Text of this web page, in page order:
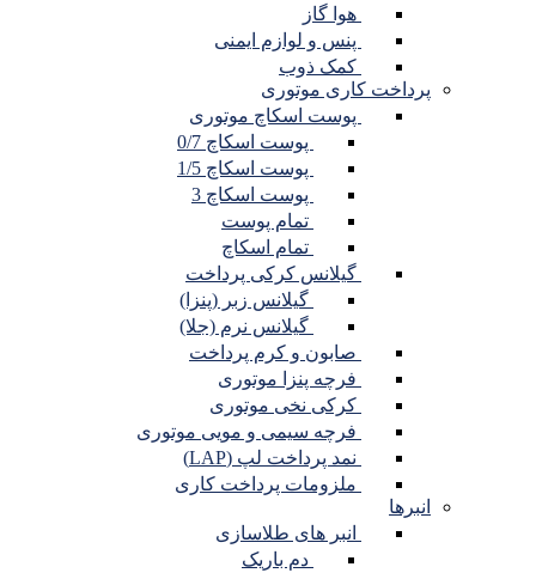
هوا گاز
پنس و لوازم ایمنی
کمک ذوب
پرداخت کاری موتوری
پوست اسکاچ موتوری
پوست اسکاچ 0/7
پوست اسکاچ 1/5
پوست اسکاچ 3
تمام پوست
تمام اسکاچ
گیلانس کرکی پرداخت
گیلانس زبر (پنزا)
گیلانس نرم (جلا)
صابون و کرم پرداخت
فرچه پنزا موتوری
کرکی نخی موتوری
فرچه سیمی و مویی موتوری
نمد پرداخت لپ (LAP)
ملزومات پرداخت کاری
انبرها
انبر های طلاسازی
دم باریک